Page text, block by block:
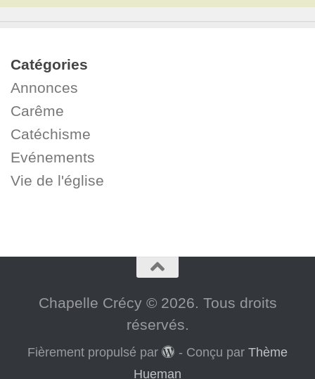
Catégories
Annonces
Carême
Catéchisme
Evénements
Vie de l'église
Chapelle Crécy © 2026. Tous droits
réservés.
Fièrement propulsé par - Conçu par Thème
Hueman